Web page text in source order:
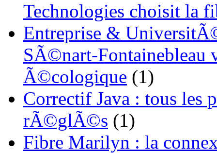
Technologies choisit la
Entreprise &
SÃ©nart-Fontainebleau
Ã©cologique (1)
Correctif Java : tous les
rÃ©glÃ©s (1)
Fibre Marilyn : la